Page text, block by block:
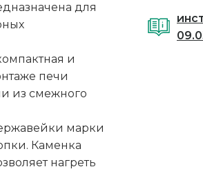
для
и
печи
из смежного
марки
Каменка
нагреть